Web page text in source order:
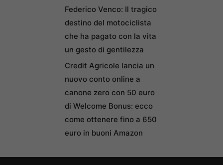
Federico Venco: Il tragico
destino del motociclista
che ha pagato con la vita
un gesto di gentilezza
Credit Agricole lancia un
nuovo conto online a
canone zero con 50 euro
di Welcome Bonus: ecco
come ottenere fino a 650
euro in buoni Amazon